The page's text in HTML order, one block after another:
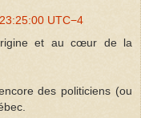
UTC−4
et au cœur de la
des politiciens (ou